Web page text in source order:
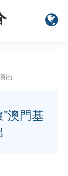
出
澳門基